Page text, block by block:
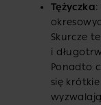
Tężyczka:
Skurcze
i
Ponadto
się